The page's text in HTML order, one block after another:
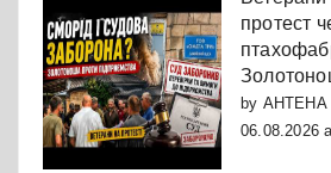
протест
by АНТЕНА |
06.08.2026